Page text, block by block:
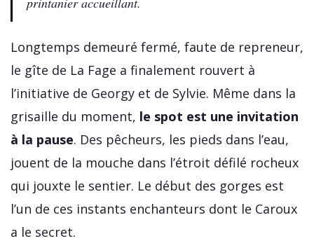
Longtemps demeuré fermé, faute de repreneur,
le gîte de La Fage a finalement rouvert à
l’initiative de Georgy et de Sylvie. Même dans la
grisaille du moment, le spot est une invitation
à la pause. Des pêcheurs, les pieds dans l’eau,
jouent de la mouche dans l’étroit défilé rocheux
qui jouxte le sentier. Le début des gorges est
l’un de ces instants enchanteurs dont le Caroux
a le secret.